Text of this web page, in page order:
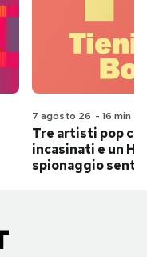
7 agosto 26 - 16 min
Tre artisti pop
incasinati e un
spionaggio